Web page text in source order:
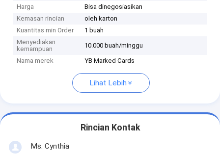
Harga
Bisa dinegosiasikan
Kemasan rincian
oleh karton
Kuantitas min Order
1 buah
Menyediakan
kemampuan
10.000 buah/minggu
Nama merek YB Marked Cards
Lihat Lebih
Rincian Kontak
Ms. Cynthia